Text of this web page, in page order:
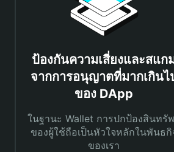
ป้องกันความเสี่ยงและสแก
จากการอนุญาตที่มากเกินไ
ของ DApp
ในฐานะ Wallet การปกป้องสินทรั
ของผู้ใช้ถือเป็นหัวใจหลักในพันธกิ
ของเรา